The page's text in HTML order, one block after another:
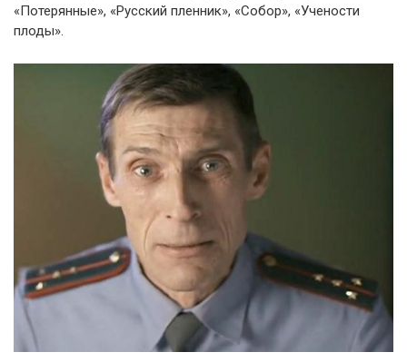
«Потерянные», «Русский пленник», «Собор», «Учености
плоды».